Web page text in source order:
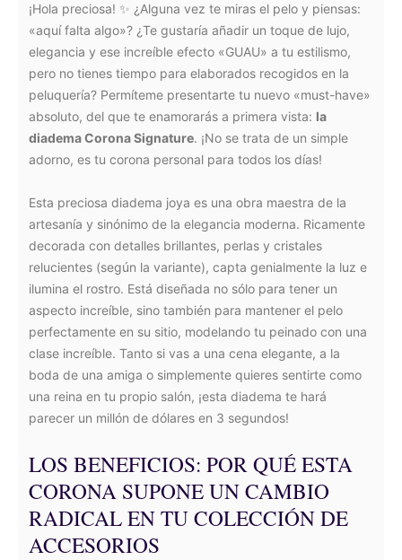
¡Hola preciosa! ✨ ¿Alguna vez te miras el pelo y piensas:
«aquí falta algo»? ¿Te gustaría añadir un toque de lujo,
elegancia y ese increíble efecto «GUAU» a tu estilismo,
pero no tienes tiempo para elaborados recogidos en la
peluquería? Permíteme presentarte tu nuevo «must-have»
absoluto, del que te enamorarás a primera vista: la
diadema Corona Signature. ¡No se trata de un simple
adorno, es tu corona personal para todos los días!
Esta preciosa diadema joya es una obra maestra de la
artesanía y sinónimo de la elegancia moderna. Ricamente
decorada con detalles brillantes, perlas y cristales
relucientes (según la variante), capta genialmente la luz e
ilumina el rostro. Está diseñada no sólo para tener un
aspecto increíble, sino también para mantener el pelo
perfectamente en su sitio, modelando tu peinado con una
clase increíble. Tanto si vas a una cena elegante, a la
boda de una amiga o simplemente quieres sentirte como
una reina en tu propio salón, ¡esta diadema te hará
parecer un millón de dólares en 3 segundos!
LOS BENEFICIOS: POR QUÉ ESTA
CORONA SUPONE UN CAMBIO
RADICAL EN TU COLECCIÓN DE
ACCESORIOS